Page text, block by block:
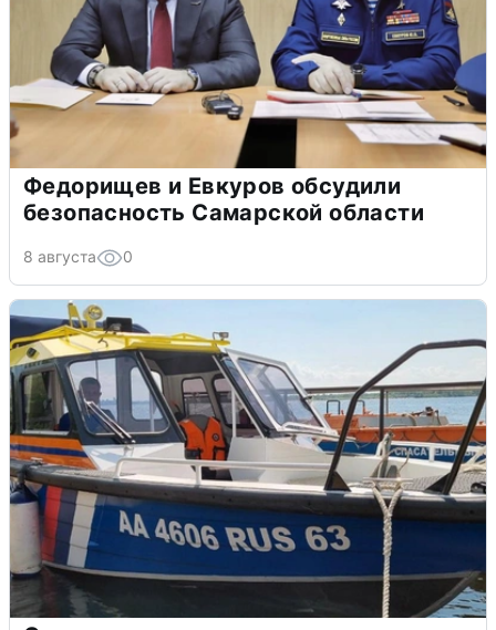
Федорищев и Евкуров обсудили
безопасность Самарской области
8 августа 0